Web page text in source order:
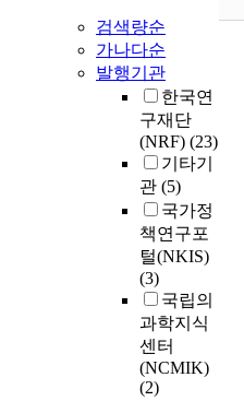
검색량순
가나다순
발행기관
한국연
구재단
(NRF) (23)
기타기
관 (5)
국가정
책연구포
털(NKIS)
(3)
국립의
과학지식
센터
(NCMIK)
(2)